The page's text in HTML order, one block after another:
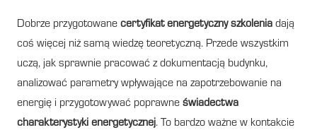
Dobrze przygotowane certyfikat energetyczny szkolenia dają
coś więcej niż samą wiedzę teoretyczną. Przede wszystkim
uczą, jak sprawnie pracować z dokumentacją budynku,
analizować parametry wpływające na zapotrzebowanie na
energię i przygotowywać poprawne świadectwa
charakterystyki energetycznej. To bardzo ważne w kontakcie